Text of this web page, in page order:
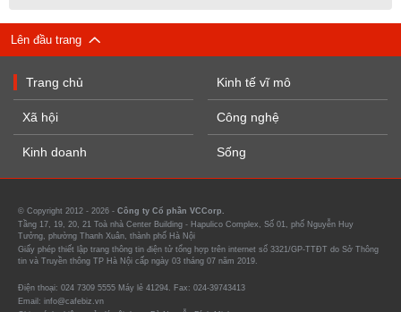
Lên đầu trang
Trang chủ
Xã hội
Kinh doanh
Kinh tế vĩ mô
Công nghệ
Sống
© Copyright 2012 - 2026 - Công ty Cổ phần VCCorp.
Tầng 17, 19, 20, 21 Toà nhà Center Building - Hapulico Complex, Số 01, phố Nguyễn Huy
Tưởng, phường Thanh Xuân, thành phố Hà Nội
Giấy phép thiết lập trang thông tin điện tử tổng hợp trên internet số 3321/GP-TTĐT do Sở Thông
tin và Truyền thông TP Hà Nội cấp ngày 03 tháng 07 năm 2019.
Điện thoại: 024 7309 5555 Máy lẻ 41294. Fax: 024-39743413
Email: info@cafebiz.vn